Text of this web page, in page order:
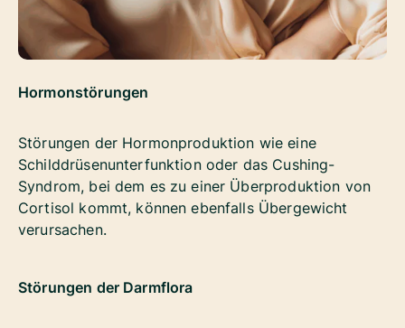
Hormonstörungen
Störungen der Hormonproduktion wie eine
Schilddrüsenunterfunktion oder das Cushing-
Syndrom, bei dem es zu einer Überproduktion von
Cortisol kommt, können ebenfalls Übergewicht
verursachen.
Störungen der Darmflora